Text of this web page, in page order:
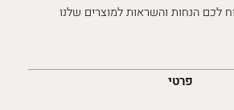
לכם הנחות והשראות למוצרים שלנו
פרטי